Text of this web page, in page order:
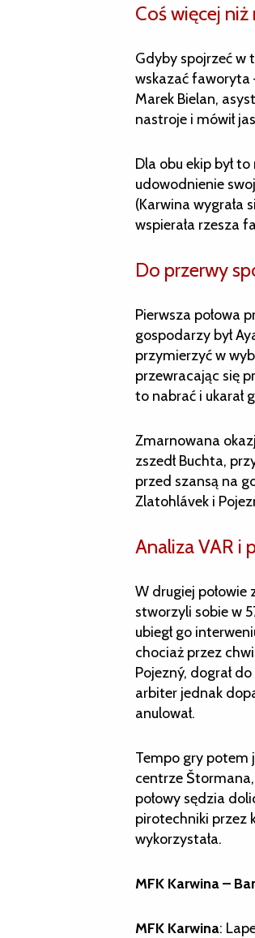
Coś więcej niż
Gdyby spojrzeć w
wskazać faworyta
Marek Bielan,
nastroje i mówił
Dla obu ekip był
udowodnienie
(Karwina wygrała
wspierała rzesza
Do przerwy
Pierwsza połowa
gospodarzy był
przymierzyć w
przewracając się
to nabrać i ukarał
Zmarnowana
zszedł Buchta,
przed szansą na
Zlatohlávek i
Analiza VAR i
W drugiej połowie
stworzyli sobie w
ubiegł go
chociaż przez
Pojezný, dograł
arbiter jednak
anulował.
Tempo gry potem
centrze
połowy sędzia
pirotechniki przez
wykorzystała.
MFK Karwina –
MFK Karwina: